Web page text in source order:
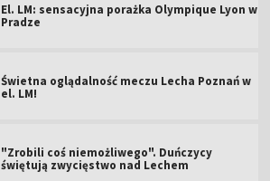
El. LM: sensacyjna porażka Olympique Lyon w
Pradze
Świetna oglądalność meczu Lecha Poznań w
el. LM!
"Zrobili coś niemożliwego". Duńczycy
świętują zwycięstwo nad Lechem